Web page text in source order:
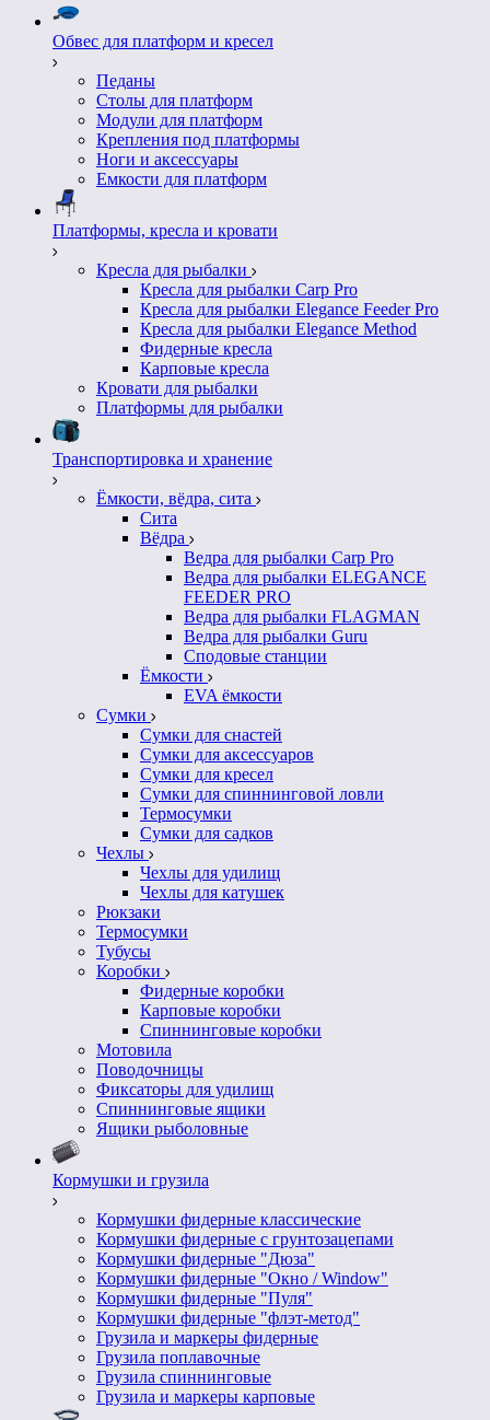
Обвес для платформ и кресел
Педаны
Столы для платформ
Модули для платформ
Крепления под платформы
Ноги и аксессуары
Емкости для платформ
Платформы, кресла и кровати
Кресла для рыбалки
Кресла для рыбалки Carp Pro
Кресла для рыбалки Elegance Feeder Pro
Кресла для рыбалки Elegance Method
Фидерные кресла
Карповые кресла
Кровати для рыбалки
Платформы для рыбалки
Транспортировка и хранение
Ёмкости, вёдра, сита
Сита
Вёдра
Ведра для рыбалки Carp Pro
Ведра для рыбалки ELEGANCE
FEEDER PRO
Ведра для рыбалки FLAGMAN
Ведра для рыбалки Guru
Сподовые станции
Ёмкости
EVA ёмкости
Сумки
Сумки для снастей
Сумки для аксессуаров
Сумки для кресел
Сумки для спиннинговой ловли
Термосумки
Сумки для садков
Чехлы
Чехлы для удилищ
Чехлы для катушек
Рюкзаки
Термосумки
Тубусы
Коробки
Фидерные коробки
Карповые коробки
Спиннинговые коробки
Мотовила
Поводочницы
Фиксаторы для удилищ
Спиннинговые ящики
Ящики рыболовные
Кормушки и грузила
Кормушки фидерные классические
Кормушки фидерные с грунтозацепами
Кормушки фидерные "Дюза"
Кормушки фидерные "Окно / Window"
Кормушки фидерные "Пуля"
Кормушки фидерные "флэт-метод"
Грузила и маркеры фидерные
Грузила поплавочные
Грузила спиннинговые
Грузила и маркеры карповые